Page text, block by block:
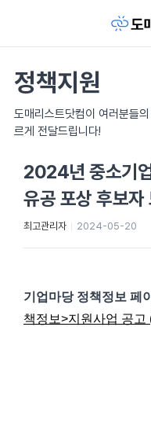
정책지원
도매리스트닷컴이 여러분들
르게 전달드립니다!
2024년 중소기
유공 포상 후보자
최고관리자 2024-05-20
기업마당 정책정보 페
책정보>지원사업 공고